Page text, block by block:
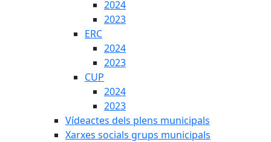
2024
2023
ERC
2024
2023
CUP
2024
2023
Vídeactes dels plens municipals
Xarxes socials grups municipals